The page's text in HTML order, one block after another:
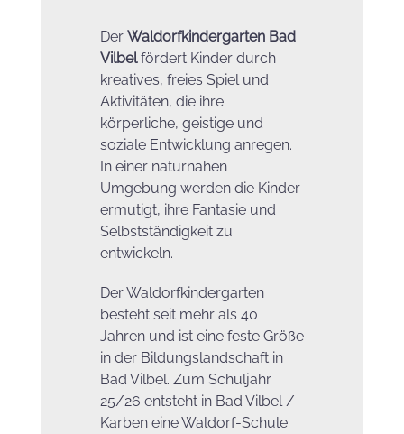
Der Waldorfkindergarten Bad
Vilbelfördert Kinder durch
kreatives, freies Spiel und
Aktivitäten, die ihre
körperliche, geistige und
soziale Entwicklung anregen.
In einer naturnahen
Umgebung werden die Kinder
ermutigt, ihre Fantasie und
Selbstständigkeit zu
entwickeln.
Der Waldorfkindergarten
besteht seit mehr als 40
Jahren und ist eine feste Größe
in der Bildungslandschaft in
Bad Vilbel. Zum Schuljahr
25/26 entsteht in Bad Vilbel /
Karben eine Waldorf-Schule.